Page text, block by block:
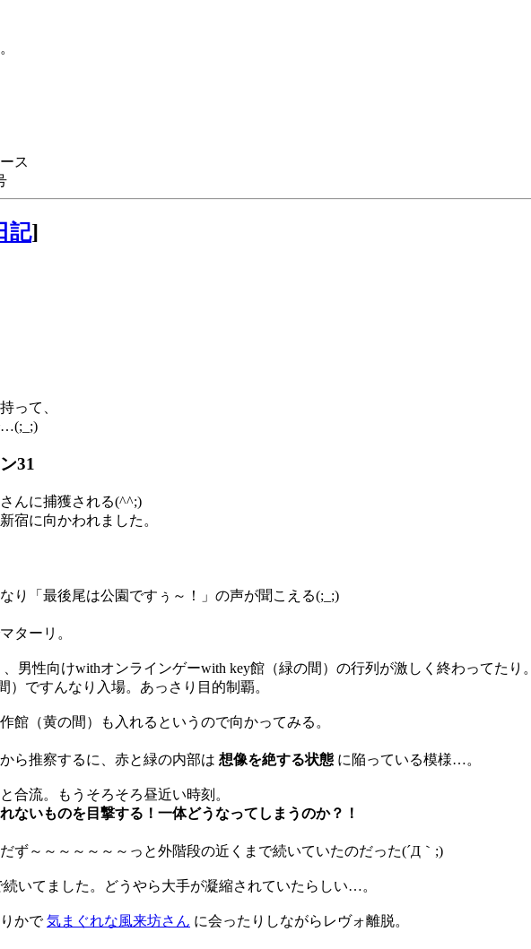
ス
記]
って、
…(;_;)
31
んに捕獲される(^^;)
宿に向かわれました。
り「最後尾は公園ですぅ～！」の声が聞こえる(;_;)
ターリ。
男性向けwithオンラインゲーwith key館（緑の間）の行列が激しく終わってたり。
ですんなり入場。あっさり目的制覇。
館（黄の間）も入れるというので向かってみる。
ら推察するに、赤と緑の内部は 想像を絶する状態 に陥っている模様…。
合流。もうそろそろ昼近い時刻。
ないものを目撃する！一体どうなってしまうのか？！
ず～～～～～～～っと外階段の近くまで続いていたのだった(´Д｀;)
いてました。どうやら大手が凝縮されていたらしい…。
かで気まぐれな風来坊さん に会ったりしながらレヴォ離脱。